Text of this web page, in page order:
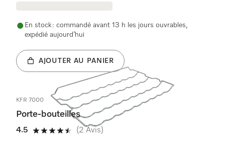
En stock : commandé avant 13 h les jours ouvrables,
expédié aujourd’hui
AJOUTER AU PANIER
KFR 7000
Porte-bouteilles
4.5
4.5 étoiles sur 5
(2 Avis)